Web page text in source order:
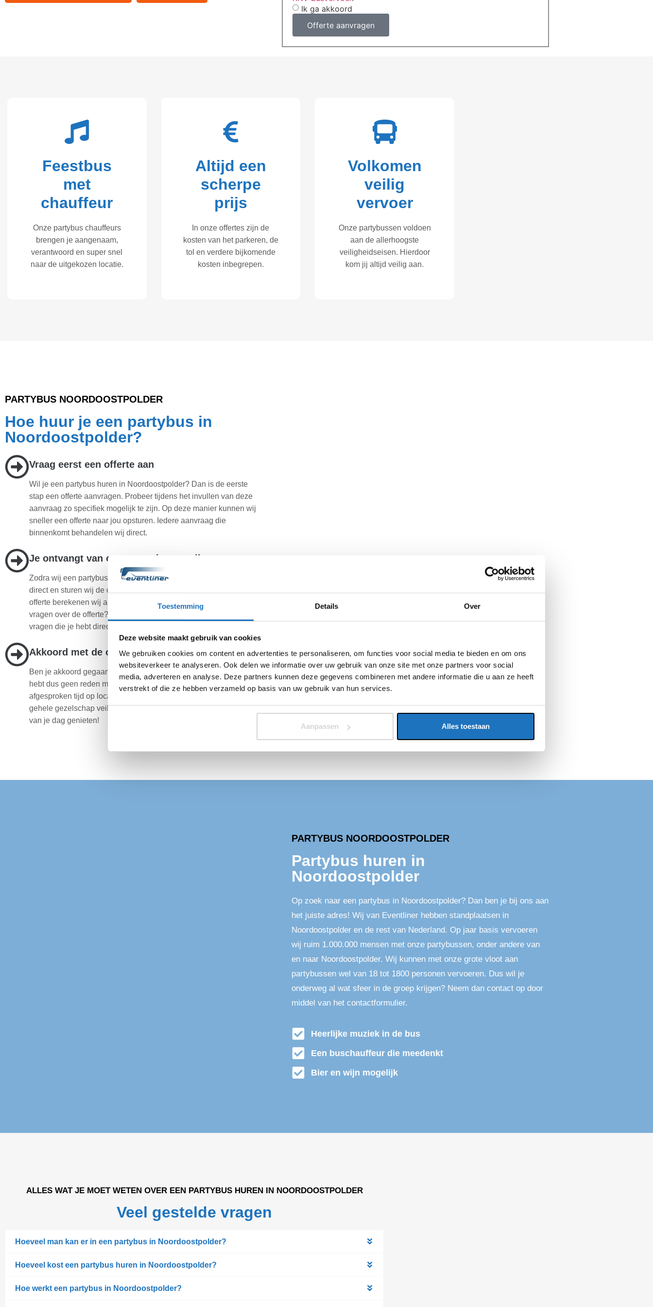
Toestemming Details Over
Deze website maakt gebruik van cookies
We gebruiken cookies om content en advertenties te personaliseren, om functies voor social media te bieden en om ons
websiteverkeer te analyseren. Ook delen we informatie over uw gebruik van onze site met onze partners voor social
media, adverteren en analyse. Deze partners kunnen deze gegevens combineren met andere informatie die u aan ze heeft
verstrekt of die ze hebben verzameld op basis van uw gebruik van hun services.
Aanpassen Alles toestaan
Ik ga akkoord
Offerte aanvragen
Feestbus
met
chauffeur
Onze partybus chauffeurs
brengen je aangenaam,
verantwoord en super snel
naar de uitgekozen locatie.
Altijd een
scherpe
prijs
In onze offertes zijn de
kosten van het parkeren, de
tol en verdere bijkomende
kosten inbegrepen.
Volkomen
veilig
vervoer
Onze partybussen voldoen
aan de allerhoogste
veiligheidseisen. Hierdoor
kom jij altijd veilig aan.
PARTYBUS NOORDOOSTPOLDER
Hoe huur je een partybus in
Noordoostpolder?
Vraag eerst een offerte aan
Wil je een partybus huren in Noordoostpolder? Dan is de eerste
stap een offerte aanvragen. Probeer tijdens het invullen van deze
aanvraag zo specifiek mogelijk te zijn. Op deze manier kunnen wij
sneller een offerte naar jou opsturen. Iedere aanvraag die
binnenkomt behandelen wij direct.
Je ontvangt van ons een scherpe prijs
Zodra wij een partybus aanvraag ontvangen behandelen wij deze
direct en sturen wij de offerte meteen op. Bij het maken van deze
offerte berekenen wij altijd de scherpste prijs voor jou. Heb je nog
vragen over de offerte? Neem dan contact op en wij zullen alle
vragen die je hebt direct beantwoorden.
Akkoord met de offerte? Wij doen de rest.
Ben je akkoord gegaan met de offerte? Dan regelen wij de rest. Jij
hebt dus geen reden meer om te stressen. Wij zijn altijd op de
afgesproken tijd op locatie in Noordoostpolder en vervoeren jouw
gehele gezelschap veilig van A naar B. Wij regelen alles en jij kan
van je dag genieten!
PARTYBUS NOORDOOSTPOLDER
Partybus huren in
Noordoostpolder
Op zoek naar een partybus in Noordoostpolder? Dan ben je bij ons aan
het juiste adres! Wij van Eventliner hebben standplaatsen in
Noordoostpolder en de rest van Nederland. Op jaar basis vervoeren
wij ruim 1.000.000 mensen met onze partybussen, onder andere van
en naar Noordoostpolder. Wij kunnen met onze grote vloot aan
partybussen wel van 18 tot 1800 personen vervoeren. Dus wil je
onderweg al wat sfeer in de groep krijgen? Neem dan contact op door
middel van het contactformulier.
Heerlijke muziek in de bus
Een buschauffeur die meedenkt
Bier en wijn mogelijk
ALLES WAT JE MOET WETEN OVER EEN PARTYBUS HUREN IN NOORDOOSTPOLDER
Veel gestelde vragen
Hoeveel man kan er in een partybus in Noordoostpolder?
Hoeveel kost een partybus huren in Noordoostpolder?
Hoe werkt een partybus in Noordoostpolder?